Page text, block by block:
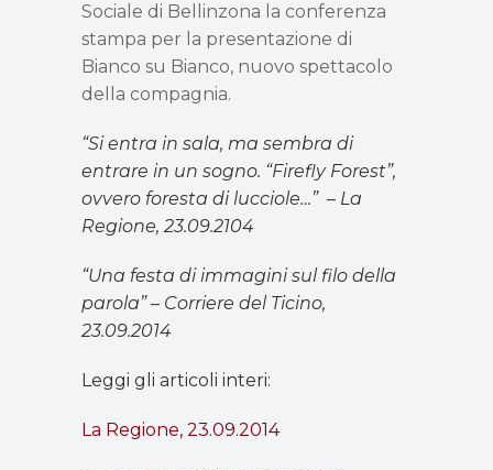
Sociale di Bellinzona la conferenza
stampa per la presentazione di
Bianco su Bianco, nuovo spettacolo
della compagnia.
“Si entra in sala, ma sembra di
entrare in un sogno. “Firefly Forest”,
ovvero foresta di lucciole…” – La
Regione, 23.09.2104
“Una festa di immagini sul filo della
parola” – Corriere del Ticino,
23.09.2014
Leggi gli articoli interi:
La Regione, 23.09.2014